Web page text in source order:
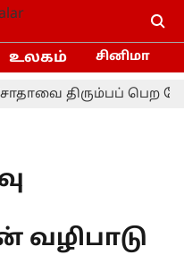
உலகம் சினிமா
திரும்பப் பெற
வழிபாடு